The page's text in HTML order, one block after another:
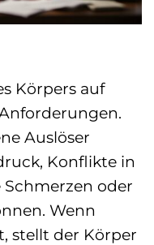
Körpers auf
Auslöser
Konflikte in
oder
Wenn
stellt der Körper